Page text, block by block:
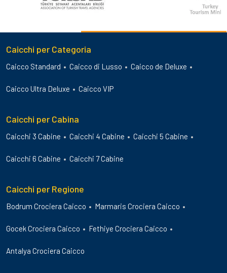
Caicchi per Categoria
Caicco Standard Caicco di Lusso Caicco de Deluxe
Caicco Ultra Deluxe Caicco VIP
Caicchi per Cabina
Caicchi 3 Cabine Caicchi 4 Cabine Caicchi 5 Cabine
Caicchi 6 Cabine Caicchi 7 Cabine
Caicchi per Regione
Bodrum Crociera Caicco Marmaris Crociera Caicco
Gocek Crociera Caicco Fethiye Crociera Caicco
Antalya Crociera Caicco